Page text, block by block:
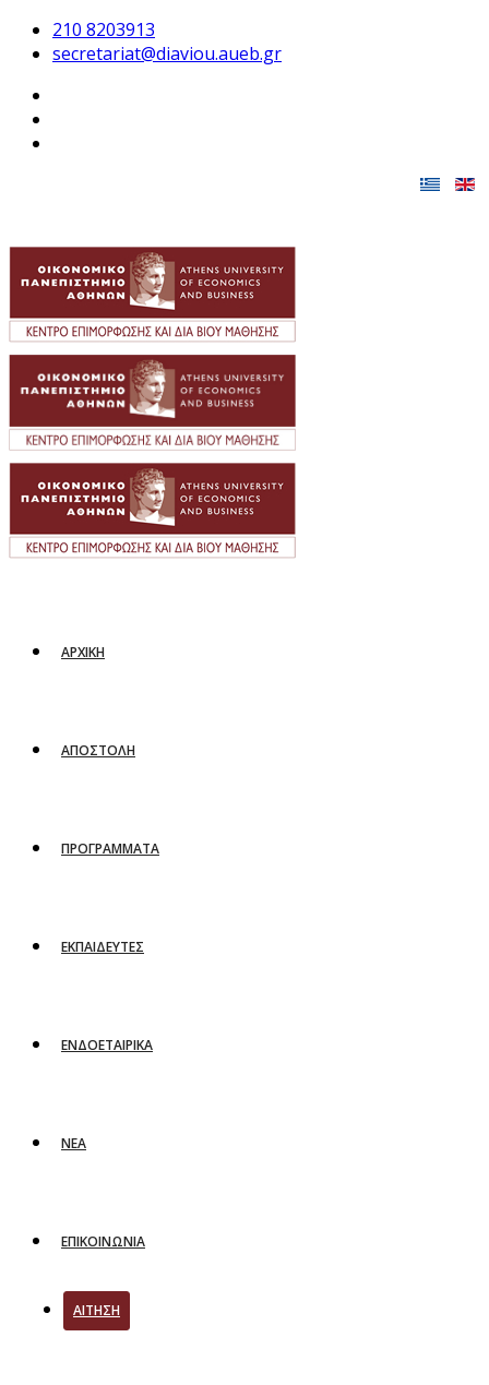
210 8203913
secretariat@diaviou.aueb.gr
ΑΡΧΙΚΗ
ΑΠΟΣΤΟΛΗ
ΠΡΟΓΡΑΜΜΑΤΑ
ΕΚΠΑΙΔΕΥΤΕΣ
ΕΝΔΟΕΤΑΙΡΙΚΑ
ΝΕΑ
ΕΠΙΚΟΙΝΩΝΙΑ
ΑΙΤΗΣΗ